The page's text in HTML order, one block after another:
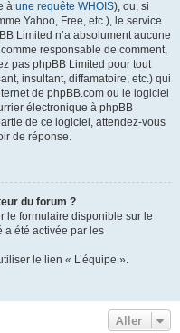
à une requête WHOIS), ou, si
Yahoo, Free, etc.), le service
Limited n’a absolument aucune
responsable de comment,
pas phpBB Limited pour tout
insultant, diffamatoire, etc.) qui
de phpBB.com ou le logiciel
électronique à phpBB
de ce logiciel, attendez-vous
de réponse.
du forum ?
le formulaire disponible sur le
a été activée par les
le lien « L’équipe ».
Aller